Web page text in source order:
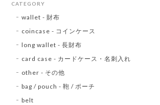
CATEGORY
wallet - 財布
coincase - コインケース
long wallet - 長財布
card case - カードケース・名刺入れ
other - その他
bag / pouch - 鞄 / ポーチ
belt